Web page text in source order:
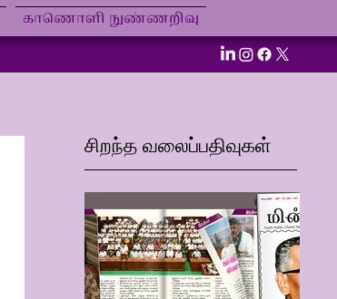
காணொளி நுண்ணறிவு
சிறந்த வலைப்பதிவுகள்